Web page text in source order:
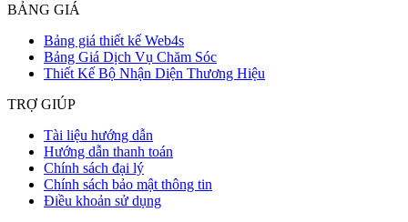
BẢNG GIÁ
Bảng giá thiết kế Web4s
Bảng Giá Dịch Vụ Chăm Sóc
Thiết Kế Bộ Nhận Diện Thương Hiệu
TRỢ GIÚP
Tài liệu hướng dẫn
Hướng dẫn thanh toán
Chính sách đại lý
Chính sách bảo mật thông tin
Điều khoản sử dụng